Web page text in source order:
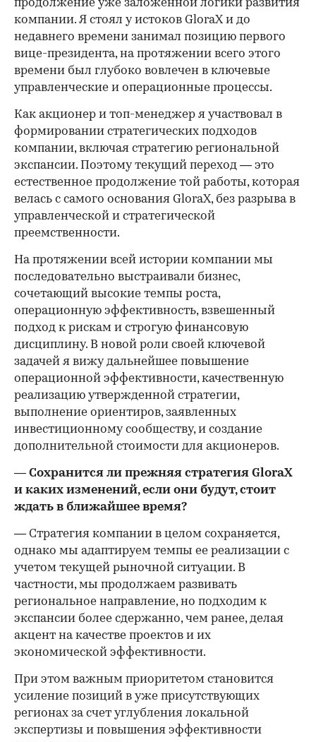
продолжение уже заложенной логики развития
компании. Я стоял у истоков GloraX и до
недавнего времени занимал позицию первого
вице-президента, на протяжении всего этого
времени был глубоко вовлечен в ключевые
управленческие и операционные процессы.
Как акционер и топ-менеджер я участвовал в
формировании стратегических подходов
компании, включая стратегию региональной
экспансии. Поэтому текущий переход — это
естественное продолжение той работы, которая
велась с самого основания GloraX, без разрыва в
управленческой и стратегической
преемственности.
На протяжении всей истории компании мы
последовательно выстраивали бизнес,
сочетающий высокие темпы роста,
операционную эффективность, взвешенный
подход к рискам и строгую финансовую
дисциплину. В новой роли своей ключевой
задачей я вижу дальнейшее повышение
операционной эффективности, качественную
реализацию утвержденной стратегии,
выполнение ориентиров, заявленных
инвестиционному сообществу, и создание
дополнительной стоимости для акционеров.
— Сохранится ли прежняя стратегия GloraX
и каких изменений, если они будут, стоит
ждать в ближайшее время?
— Стратегия компании в целом сохраняется,
однако мы адаптируем темпы ее реализации с
учетом текущей рыночной ситуации. В
частности, мы продолжаем развивать
региональное направление, но подходим к
экспансии более сдержанно, чем ранее, делая
акцент на качестве проектов и их
экономической эффективности.
При этом важным приоритетом становится
усиление позиций в уже присутствующих
регионах за счет углубления локальной
экспертизы и повышения эффективности